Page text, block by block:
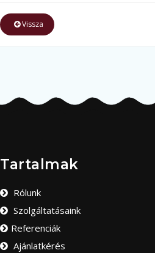
Vissza
Tartalmak
Rólunk
Szolgáltatásaink
Referenciák
Ajánlatkérés